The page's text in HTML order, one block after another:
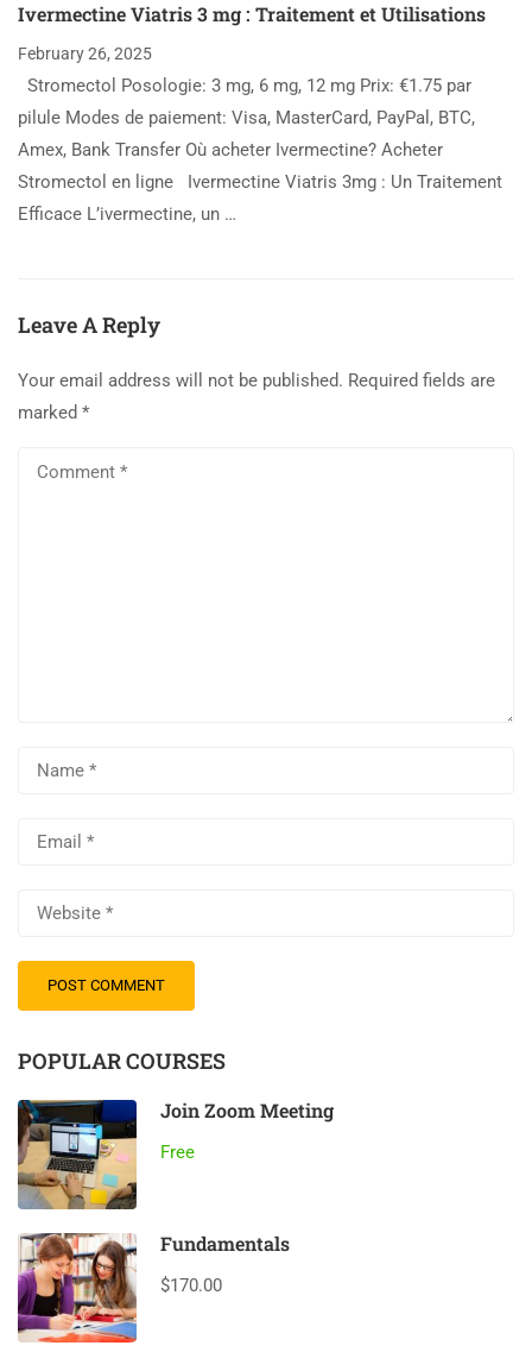
Ivermectine Viatris 3 mg : Traitement et Utilisations
February 26, 2025
Stromectol Posologie: 3 mg, 6 mg, 12 mg Prix: €1.75 par
pilule Modes de paiement: Visa, MasterCard, PayPal, BTC,
Amex, Bank Transfer Où acheter Ivermectine? Acheter
Stromectol en ligne Ivermectine Viatris 3mg : Un Traitement
Efficace L’ivermectine, un …
Leave A Reply
Your email address will not be published. Required fields are
marked *
POPULAR COURSES
Join Zoom Meeting
Free
Fundamentals
$170.00